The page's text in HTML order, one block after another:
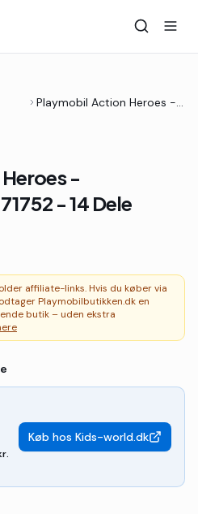
Playmobil Action Heroes - Byggearbejder - 71752 - 14 Dele
-
- 14 Dele
affiliate-links. Hvis du køber via
Playmobilbutikken.dk en
butik – uden ekstra
Køb hos Kids-world.dk